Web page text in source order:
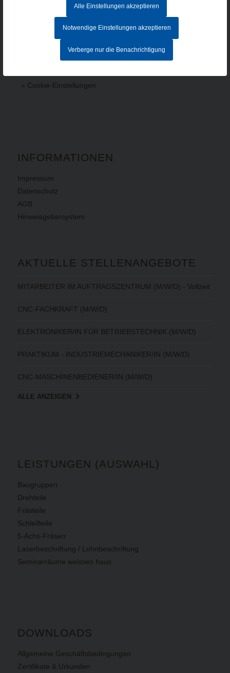
Alle Einstellungen akzeptieren
Notwendige Einstellungen akzeptieren
Verberge nur die Benachrichtigung
Tel. +49 991 99800 – 0
Fax. +49 991 91564
contact@hacker-feinmechanik.de
Ihr Weg zu uns
» Cookie-Einstellungen
INFORMATIONEN
Impressum
Datenschutz
AGB
Hinweisgebersystem
AKTUELLE STELLENANGEBOTE
MITARBEITER IM AUFTRAGSZENTRUM (M/W/D) - Vollzeit
CNC-FACHKRAFT (M/W/D)
ELEKTRONIKER/IN FÜR BETRIEBSTECHNIK (M/W/D)
PRAKTIKUM - INDUSTRIEMECHANIKER/IN (M/W/D)
CNC-MASCHINENBEDIENER/IN (M/W/D)
ALLE ANZEIGEN
LEISTUNGEN (AUSWAHL)
Baugruppen
Drehteile
Frästeile
Schleifteile
5-Achs-Fräsen
Laserbeschriftung / Lohnbeschriftung
Seminarräume weisses haus
DOWNLOADS
Allgemeine Geschäftsbedingungen
Zertifikate & Urkunden